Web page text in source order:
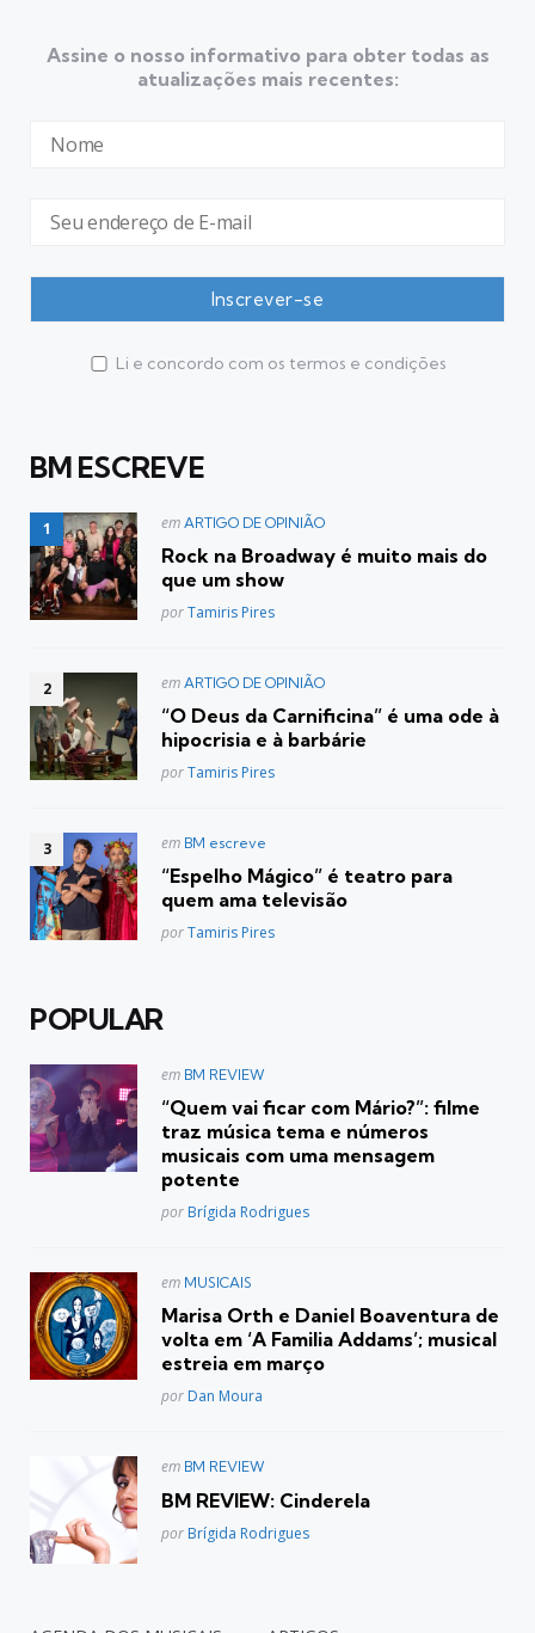
Assine o nosso informativo para obter todas as
atualizações mais recentes:
Li e concordo com os termos e condições
BM ESCREVE
Postado
em ARTIGO DE OPINIÃO
Rock na Broadway é muito mais do
que um show
Posted
porTamiris Pires
Postado
em ARTIGO DE OPINIÃO
“O Deus da Carnificina” é uma ode à
hipocrisia e à barbárie
Posted
porTamiris Pires
Postado
em BM escreve
“Espelho Mágico” é teatro para
quem ama televisão
Posted
porTamiris Pires
POPULAR
Postado
em BM REVIEW
“Quem vai ficar com Mário?”: filme
traz música tema e números
musicais com uma mensagem
potente
Posted
por Brígida Rodrigues
Postado
em MUSICAIS
Marisa Orth e Daniel Boaventura de
volta em ‘A Familia Addams’; musical
estreia em março
Posted
por Dan Moura
Postado
em BM REVIEW
BM REVIEW: Cinderela
Posted
por Brígida Rodrigues